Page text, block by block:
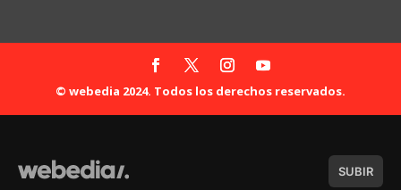
© webedia 2024. Todos los derechos reservados.
SUBIR